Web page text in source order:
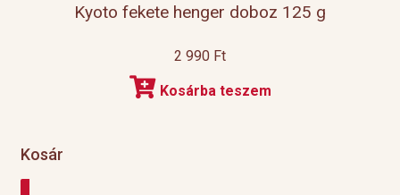
Kyoto fekete henger doboz 125 g
2 990 Ft
Kosárba teszem
Kosár